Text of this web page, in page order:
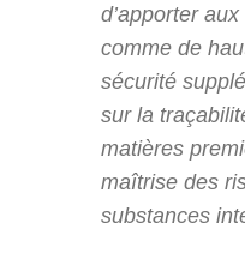
d’apporter
comme de
sécurité
sur la
matières
maîtrise des
substances